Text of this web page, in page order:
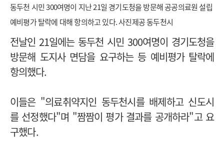
동두천 시민 300여명이 지난 21일 경기도청을 방문해 공공의료원 설립
예비평가 탈락에 대해 항의하고 있다. 사진제공 동두천시
전날인 21일에는 동두천 시민 300여명이 경기도청을
방문해 도지사 면담을 요구하는 등 예비평가 탈락에
항의했다.
이들은 "의료취약지인 동두천시를 배제하고 신도시
를 선정했다"며 "짬짬이 평가 결과를 공개하라"고 요
구했다.